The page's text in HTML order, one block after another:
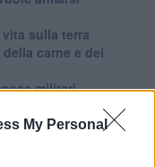
My Personal
sulla terra
carne e dei
militari
della guerra e